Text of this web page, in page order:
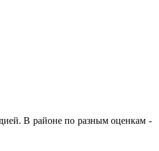
В районе по разным оценкам -